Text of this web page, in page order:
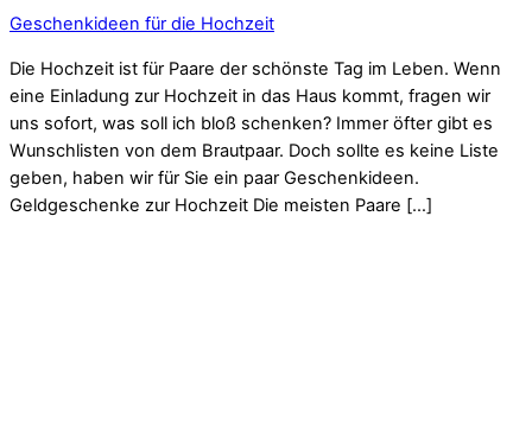
Geschenkideen für die Hochzeit
Die Hochzeit ist für Paare der schönste Tag im Leben. Wenn
eine Einladung zur Hochzeit in das Haus kommt, fragen wir
uns sofort, was soll ich bloß schenken? Immer öfter gibt es
Wunschlisten von dem Brautpaar. Doch sollte es keine Liste
geben, haben wir für Sie ein paar Geschenkideen.
Geldgeschenke zur Hochzeit Die meisten Paare […]